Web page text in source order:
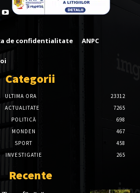
de confidentialitate ANPC
Categorii
ULTIMA ORA
23312
ACTUALITATE
7265
POLITICĂ
698
MONDEN
467
SPORT
458
INVESTIGATIE
265
Recente